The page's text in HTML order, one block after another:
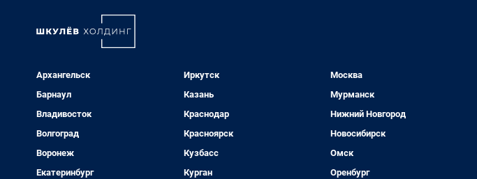
Архангельск
Барнаул
Владивосток
Волгоград
Воронеж
Екатеринбург
Иркутск
Казань
Краснодар
Красноярск
Кузбасс
Курган
Москва
Мурманск
Нижний Новгород
Новосибирск
Омск
Оренбург